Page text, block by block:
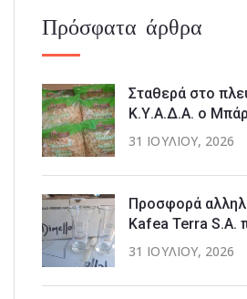
Πρόσφατα άρθρα
Σταθερά στο
Κ.Υ.Α.Δ.Α. ο
31 ΙΟΥΛΊΟΥ, 2026
Προσφορά
Kafea Terra S.A.
31 ΙΟΥΛΊΟΥ, 2026